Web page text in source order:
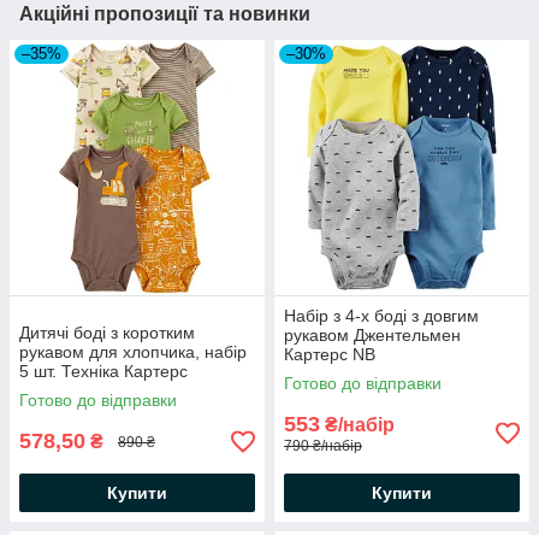
Акційні пропозиції та новинки
–35%
Дитячі боді з коротким
рукавом для хлопчика, набір
5 шт. Техніка Картерс
Готово до відправки
578,50 ₴ 890 ₴
Купити
–30%
Набір з 4-х боді з довгим
рукавом Джентельмен
Картерс NB
Готово до відправки
553 ₴/набір
790 ₴/набір
Купити